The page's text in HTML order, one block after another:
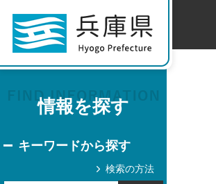
情報を探す
キーワードから探す
検索の方法